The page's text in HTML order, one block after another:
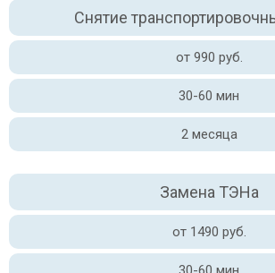
Снятие
от 990 руб.
30-60 мин
2 месяца
Замена ТЭНа
от 1490 руб.